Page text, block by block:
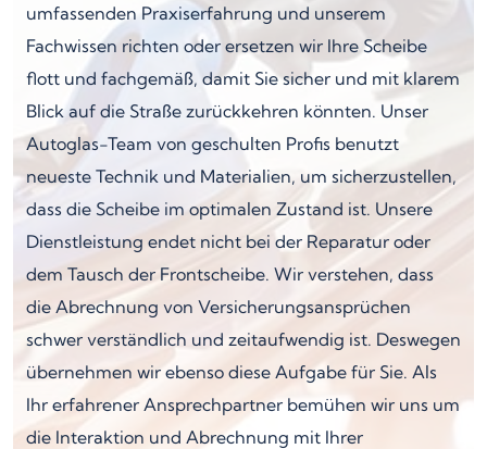
umfassenden Praxiserfahrung und unserem
Fachwissen richten oder ersetzen wir Ihre Scheibe
flott und fachgemäß, damit Sie sicher und mit klarem
Blick auf die Straße zurückkehren könnten. Unser
Autoglas-Team von geschulten Profis benutzt
neueste Technik und Materialien, um sicherzustellen,
dass die Scheibe im optimalen Zustand ist. Unsere
Dienstleistung endet nicht bei der Reparatur oder
dem Tausch der Frontscheibe. Wir verstehen, dass
die Abrechnung von Versicherungsansprüchen
schwer verständlich und zeitaufwendig ist. Deswegen
übernehmen wir ebenso diese Aufgabe für Sie. Als
Ihr erfahrener Ansprechpartner bemühen wir uns um
die Interaktion und Abrechnung mit Ihrer